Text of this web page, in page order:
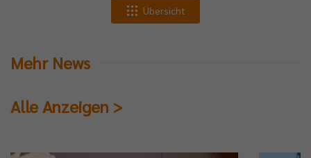
Übersicht
Mehr News
Alle Anzeigen >